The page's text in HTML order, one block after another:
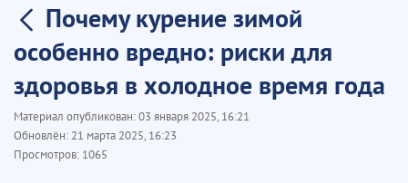
Почему курение зимой
особенно вредно: риски для
здоровья в холодное время года
Материал опубликован:03 января 2025, 16:21
Обновлён: 21 марта 2025, 16:23
Просмотров: 1065